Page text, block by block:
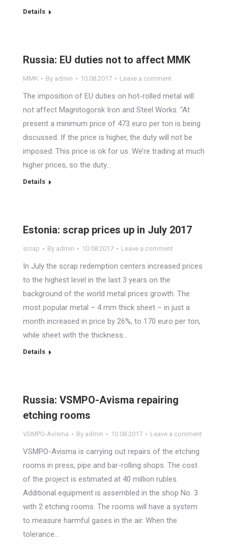
Details
Russia: EU duties not to affect MMK
MMK By admin 10.08.2017 Leave a comment
The imposition of EU duties on hot-rolled metal will
not affect Magnitogorsk Iron and Steel Works. “At
present a minimum price of 473 euro per ton is being
discussed. If the price is higher, the duty will not be
imposed. This price is ok for us. We’re trading at much
higher prices, so the duty…
Details
Estonia: scrap prices up in July 2017
scrap By admin 10.08.2017 Leave a comment
In July the scrap redemption centers increased prices
to the highest level in the last 3 years on the
background of the world metal prices growth. The
most popular metal – 4 mm thick sheet – in just a
month increased in price by 26%, to 170 euro per ton,
while sheet with the thickness…
Details
Russia: VSMPO-Avisma repairing
etching rooms
VSMPO-Avisma By admin 10.08.2017 Leave a comment
VSMPO-Avisma is carrying out repairs of the etching
rooms in press, pipe and bar-rolling shops. The cost
of the project is estimated at 40 million rubles.
Additional equipment is assembled in the shop No. 3
with 2 etching rooms. The rooms will have a system
to measure harmful gases in the air. When the
tolerance…